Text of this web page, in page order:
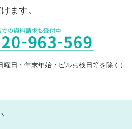
ます。
日・年末年始・ビル点検日等を除く）